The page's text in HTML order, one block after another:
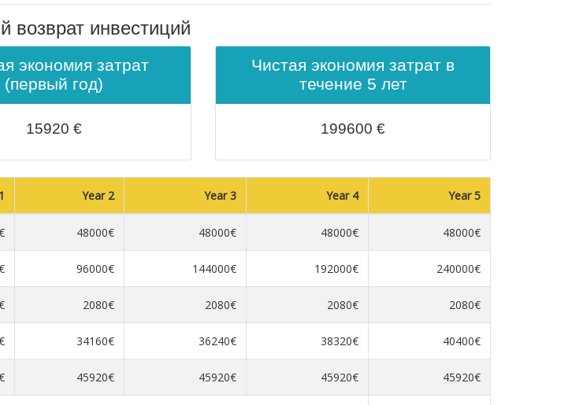
возврат инвестиций
экономия затрат
(первый год)
15920 €
Чистая экономия затрат в
течение 5 лет
199600 €
Year 2 Year 3 Year 4 Year 5
48000€ 48000€ 48000€ 48000€
96000€ 144000€ 192000€ 240000€
2080€ 2080€ 2080€ 2080€
34160€ 36240€ 38320€ 40400€
45920€ 45920€ 45920€ 45920€